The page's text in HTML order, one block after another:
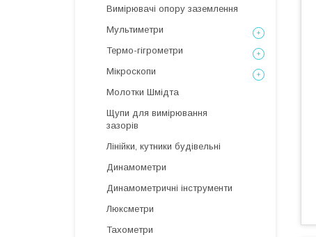
Вимірювачі опору заземлення
Мультиметри
Термо-гігрометри
Мікроскопи
Молотки Шмідта
Щупи для вимірювання
зазорів
Лінійки, кутники будівельні
Динамометри
Динамометричні інструменти
Люксметри
Тахометри